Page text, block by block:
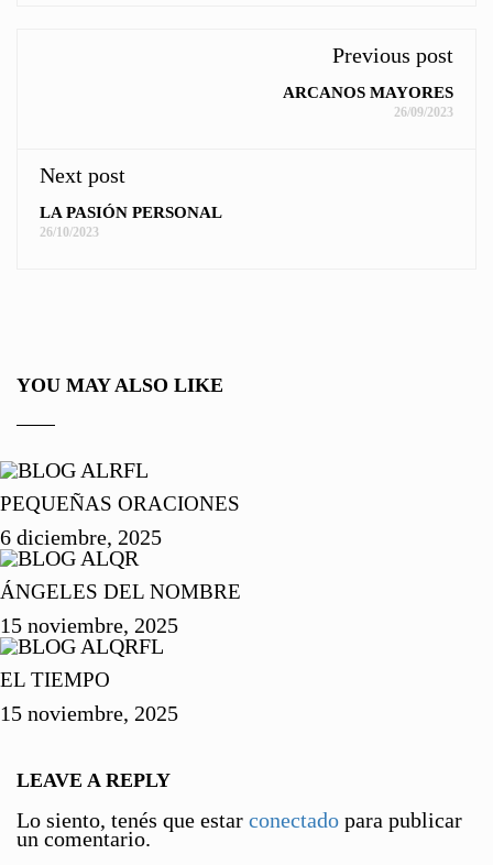
Previous post
ARCANOS MAYORES
26/09/2023
Next post
LA PASIÓN PERSONAL
26/10/2023
YOU MAY ALSO LIKE
PEQUEÑAS ORACIONES
6 diciembre, 2025
ÁNGELES DEL NOMBRE
15 noviembre, 2025
EL TIEMPO
15 noviembre, 2025
LEAVE A REPLY
Lo siento, tenés que estar conectado para publicar
un comentario.